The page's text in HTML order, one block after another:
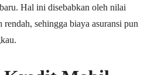
Hal ini disebabkan oleh nilai
rendah, sehingga biaya asuransi pun